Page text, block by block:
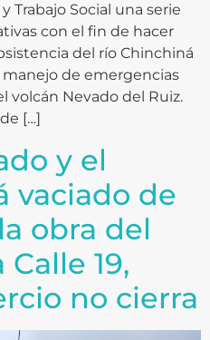
Trabajo Social una serie
con el fin de hacer
del río Chinchiná
de emergencias
volcán Nevado del Ruiz.
[…]
y el
vaciado de
obra del
19,
no cierra